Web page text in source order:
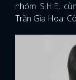
nhóm S.H.E,
Trần Gia Hoa.